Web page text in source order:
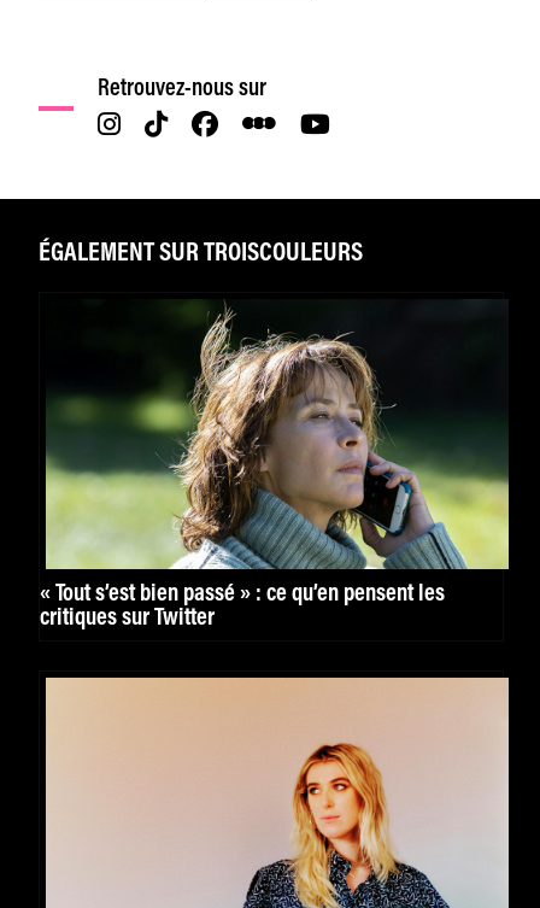
Retrouvez-nous sur
ÉGALEMENT SUR TROISCOULEURS
« Tout s’est bien passé » : ce qu’en pensent les
critiques sur Twitter